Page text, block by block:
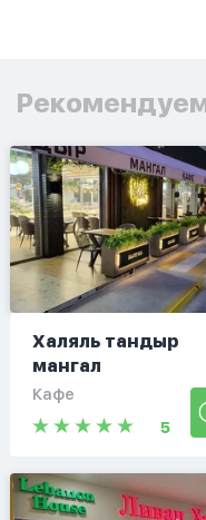
Халяль тандыр
мангал
Кафе
5